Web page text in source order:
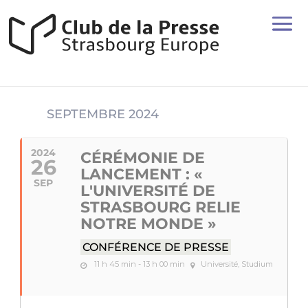
SEPTEMBRE 2024
2024
26
SEP
CÉRÉMONIE DE
LANCEMENT : «
L'UNIVERSITÉ DE
STRASBOURG RELIE
NOTRE MONDE »
CONFÉRENCE DE PRESSE
11 h 45 min - 13 h 00 min Université, Studium